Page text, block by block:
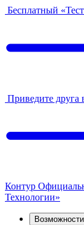
Бесплатный
Приведите друга
Контур
Технологии»
Возможности